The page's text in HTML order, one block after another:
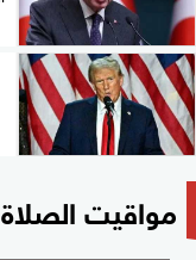
مواقيت الصلاة